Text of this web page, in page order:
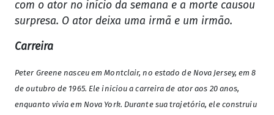
com o ator no início da semana e a morte causou
surpresa. O ator deixa uma irmã e um irmão.
Carreira
Peter Greene nasceu em Montclair, no estado de Nova Jersey, em 8
de outubro de 1965. Ele iniciou a carreira de ator aos 20 anos,
enquanto vivia em Nova York. Durante sua trajetória, ele construiu